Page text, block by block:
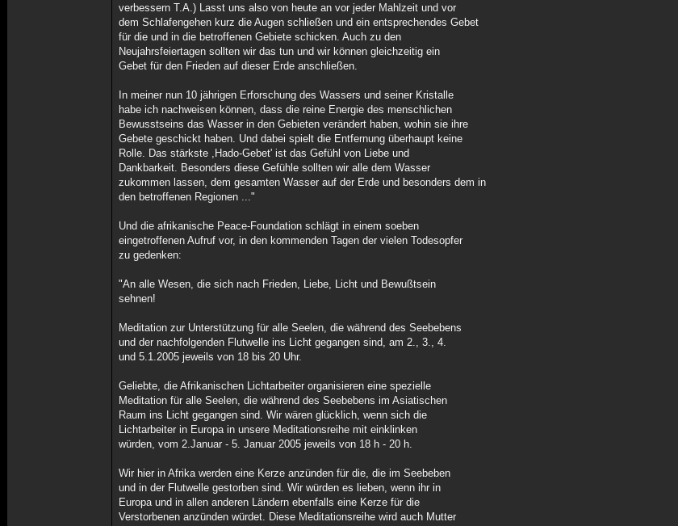
verbessern T.A.) Lasst uns also von heute an vor jeder Mahlzeit und vor
dem Schlafengehen kurz die Augen schließen und ein entsprechendes Gebet
für die und in die betroffenen Gebiete schicken. Auch zu den
Neujahrsfeiertagen sollten wir das tun und wir können gleichzeitig ein
Gebet für den Frieden auf dieser Erde anschließen.
In meiner nun 10 jährigen Erforschung des Wassers und seiner Kristalle
habe ich nachweisen können, dass die reine Energie des menschlichen
Bewusstseins das Wasser in den Gebieten verändert haben, wohin sie ihre
Gebete geschickt haben. Und dabei spielt die Entfernung überhaupt keine
Rolle. Das stärkste ,Hado-Gebet' ist das Gefühl von Liebe und
Dankbarkeit. Besonders diese Gefühle sollten wir alle dem Wasser
zukommen lassen, dem gesamten Wasser auf der Erde und besonders dem in
den betroffenen Regionen ..."
Und die afrikanische Peace-Foundation schlägt in einem soeben
eingetroffenen Aufruf vor, in den kommenden Tagen der vielen Todesopfer
zu gedenken:
"An alle Wesen, die sich nach Frieden, Liebe, Licht und Bewußtsein
sehnen!
Meditation zur Unterstützung für alle Seelen, die während des Seebebens
und der nachfolgenden Flutwelle ins Licht gegangen sind, am 2., 3., 4.
und 5.1.2005 jeweils von 18 bis 20 Uhr.
Geliebte, die Afrikanischen Lichtarbeiter organisieren eine spezielle
Meditation für alle Seelen, die während des Seebebens im Asiatischen
Raum ins Licht gegangen sind. Wir wären glücklich, wenn sich die
Lichtarbeiter in Europa in unsere Meditationsreihe mit einklinken
würden, vom 2.Januar - 5. Januar 2005 jeweils von 18 h - 20 h.
Wir hier in Afrika werden eine Kerze anzünden für die, die im Seebeben
und in der Flutwelle gestorben sind. Wir würden es lieben, wenn ihr in
Europa und in allen anderen Ländern ebenfalls eine Kerze für die
Verstorbenen anzünden würdet. Diese Meditationsreihe wird auch Mutter